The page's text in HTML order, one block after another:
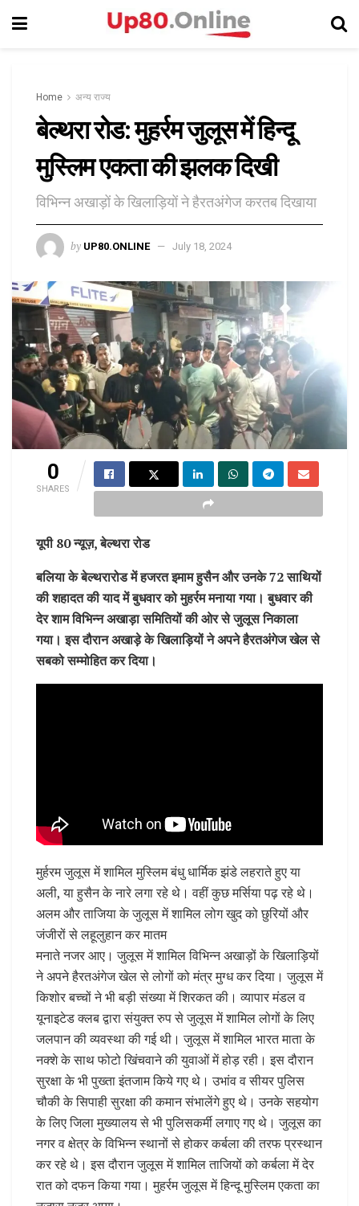
Home अन्य राज्य
बेल्थरा रोड: मुहर्रम जुलूस में हिन्दू
मुस्लिम एकता की झलक दिखी
विभिन्न अखाड़ों के खिलाड़ियों ने हैरतअंगेज करतब दिखाया
by UP80.ONLINE July 18, 2024
0
SHARES
यूपी 80 न्यूज़, बेल्थरा रोड
बलिया के बेल्थरारोड में हजरत इमाम हुसैन और उनके 72 साथियों
की शहादत की याद में बुधवार को मुहर्रम मनाया गया। बुधवार की
देर शाम विभिन्न अखाड़ा समितियों की ओर से जुलूस निकाला
गया। इस दौरान अखाड़े के खिलाड़ियों ने अपने हैरतअंगेज खेल से
सबको सम्मोहित कर दिया।
मुर्हरम जुलूस में शामिल मुस्लिम बंधु धार्मिक झंडे लहराते हुए या
अली, या हुसैन के नारे लगा रहे थे। वहीं कुछ मर्सिया पढ़ रहे थे।
अलम और ताजिया के जुलूस में शामिल लोग खुद को छुरियों और
जंजीरों से लहूलुहान कर मातम
मनाते नजर आए। जुलूस में शामिल विभिन्न अखाड़ों के खिलाड़ियों
ने अपने हैरतअंगेज खेल से लोगों को मंत्र मुग्ध कर दिया। जुलूस में
किशोर बच्चों ने भी बड़ी संख्या में शिरकत की। व्यापार मंडल व
यूनाइटेड क्लब द्वारा संयुक्त रुप से जुलूस में शामिल लोगों के लिए
जलपान की व्यवस्था की गई थी। जुलूस में शामिल भारत माता के
नक्शे के साथ फोटो खिंचवाने की युवाओं में होड़ रही। इस दौरान
सुरक्षा के भी पुख्ता इंतजाम किये गए थे। उभांव व सीयर पुलिस
चौकी के सिपाही सुरक्षा की कमान संभालेंगे हुए थे। उनके सहयोग
के लिए जिला मुख्यालय से भी पुलिसकर्मी लगाए गए थे। जुलूस का
नगर व क्षेत्र के विभिन्न स्थानों से होकर कर्बला की तरफ प्रस्थान
कर रहे थे। इस दौरान जुलूस में शामिल ताजियों को कर्बला में देर
रात को दफन किया गया। मुहर्रम जुलूस में हिन्दू मुस्लिम एकता का